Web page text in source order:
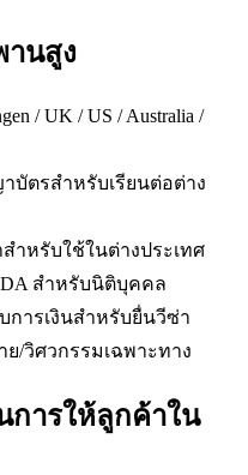
านสูง
/ UK / US / Australia /
บัตรสำหรับเรียนต่อต่าง
ำหรับใช้ในต่างประเทศ
สำหรับนิติบุคคล
การเงินสำหรับยื่นวีซ่า
/วิศวกรรมเฉพาะทาง
การให้ลูกค้าใน